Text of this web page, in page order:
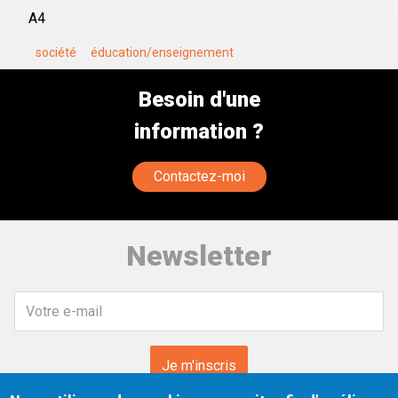
A4
société éducation/enseignement
Besoin d'une
information ?
Contactez-moi
Newsletter
Votre